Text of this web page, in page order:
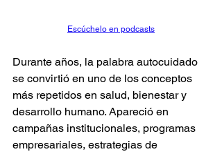
Escúchelo en podcasts
Durante años, la palabra autocuidado
se convirtió en uno de los conceptos
más repetidos en salud, bienestar y
desarrollo humano. Apareció en
campañas institucionales, programas
empresariales, estrategias de